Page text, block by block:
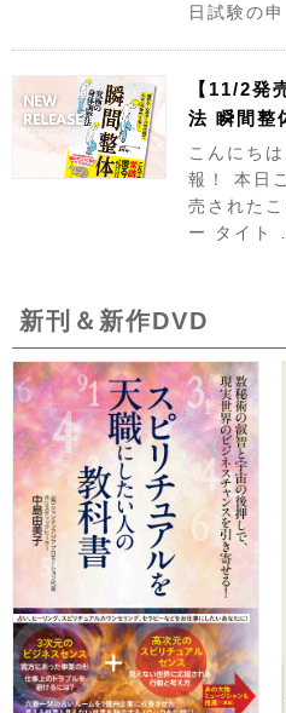
日試験の
【11/2発
法 瞬間整
こんにち
報！ 本日
売された
ー タイト
新刊＆新作DVD